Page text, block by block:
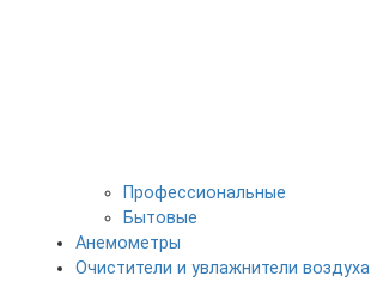
Профессиональные
Бытовые
Анемометры
Очистители и увлажнители воздуха